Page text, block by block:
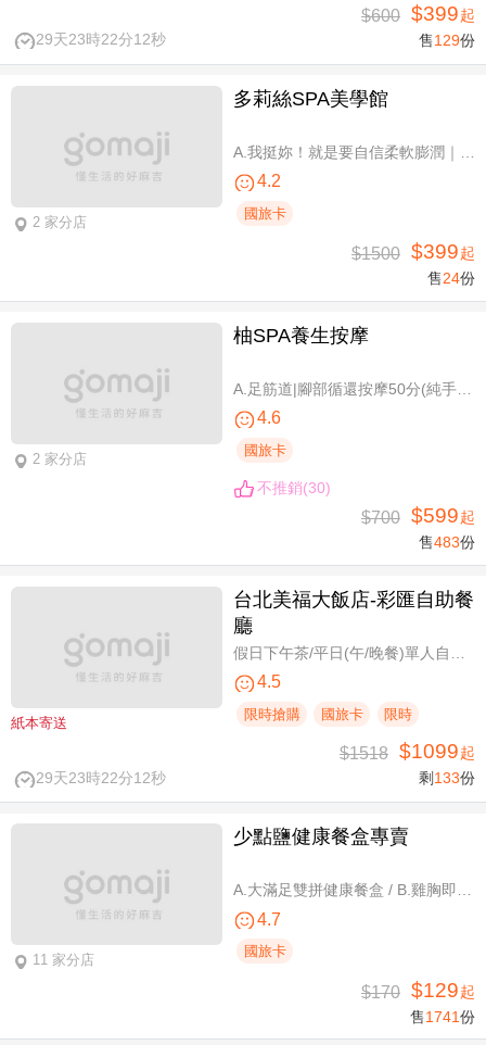
29天23時22分11秒
$600 $399起
售129份
2 家分店
多莉絲SPA美學館
4.2
國旅卡
$1500 $399起
售24份
2 家分店
柚SPA養生按摩
4.6
國旅卡
不推銷(30)
$700 $599起
售483份
紙本寄送
台北美福大飯店-彩匯自助餐
廳
4.5
限時搶購 國旅卡 限時
29天23時22分11秒
$1518 $1099起
剩 133份
11 家分店
少點鹽健康餐盒專賣
A.大滿足雙拼健康餐盒 / B.雞胸即食包三入 / C.雞胸即食包超值組六入
4.7
國旅卡
$170 $129起
售1741份